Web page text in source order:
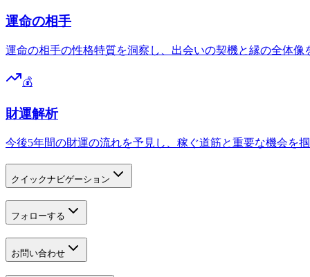
運命の相手
運命の相手の性格特質を洞察し、出会いの契機と縁の全体像
💰
財運解析
今後5年間の財運の流れを予見し、稼ぐ道筋と重要な機会を
クイックナビゲーション
フォローする
お問い合わせ